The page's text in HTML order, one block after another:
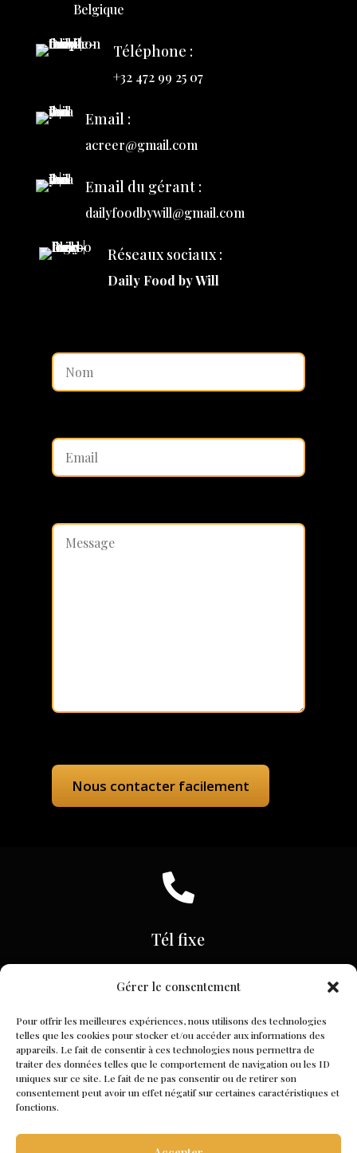
Gérer le consentement
Pour offrir les meilleures expériences, nous utilisons des technologies
telles que les cookies pour stocker et/ou accéder aux informations des
appareils. Le fait de consentir à ces technologies nous permettra de
traiter des données telles que le comportement de navigation ou les ID
uniques sur ce site. Le fait de ne pas consentir ou de retirer son
consentement peut avoir un effet négatif sur certaines caractéristiques et
fonctions.
Belgique
Téléphone :
+32 472 99 25 07
Email :
acreer@gmail.com
Email du gérant :
dailyfoodbywill@gmail.com
Réseaux sociaux :
Daily Food by Will

Tél fixe

N° de l'entreprise
BE1006038369